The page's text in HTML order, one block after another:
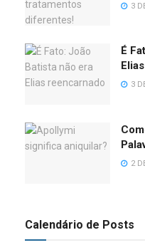
3
É
3
2
Calendário de Posts